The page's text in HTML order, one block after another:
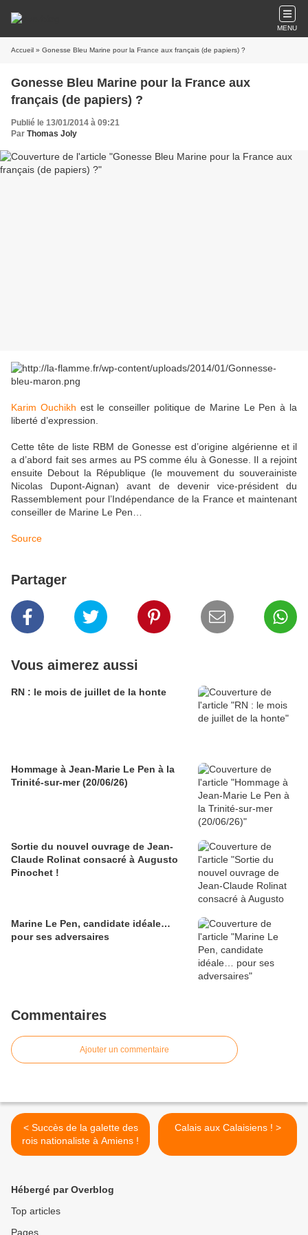
MENU
Accueil » Gonesse Bleu Marine pour la France aux français (de papiers) ?
Gonesse Bleu Marine pour la France aux
français (de papiers) ?
Publié le 13/01/2014 à 09:21
Par Thomas Joly
Karim Ouchikh est le conseiller politique de Marine Le Pen à la
liberté d’expression.
Cette tête de liste RBM de Gonesse est d’origine algérienne et il
a d’abord fait ses armes au PS comme élu à Gonesse. Il a rejoint
ensuite Debout la République (le mouvement du souverainiste
Nicolas Dupont-Aignan) avant de devenir vice-président du
Rassemblement pour l’Indépendance de la France et maintenant
conseiller de Marine Le Pen…
Source
Partager
Vous aimerez aussi
RN : le mois de juillet de la honte
Hommage à Jean-Marie Le Pen à la
Trinité-sur-mer (20/06/26)
Sortie du nouvel ouvrage de Jean-
Claude Rolinat consacré à Augusto
Pinochet !
Marine Le Pen, candidate idéale…
pour ses adversaires
Commentaires
Ajouter un commentaire
< Succès de la galette des
rois nationaliste à Amiens !
Calais aux Calaisiens ! >
Hébergé par Overblog
Top articles
Pages